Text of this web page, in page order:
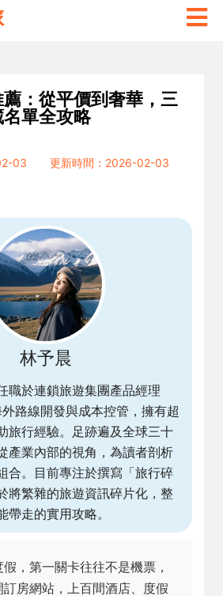
：從平價到奢華，三
單全攻略
03
更新時間：2026-02-03
林予晨
職於連鎖旅遊集團產品經理
外路線開發與成本控管，擁有超
旅行經驗。足跡遍及全球三十
產業內部的視角，為讀者剖析
合。目前專注於撰寫「旅行碎
將繁雜的旅遊資訊碎片化，整
帶走的實用攻略。
，第一關卡往往不是機票，
房網站，上百間酒店、度假